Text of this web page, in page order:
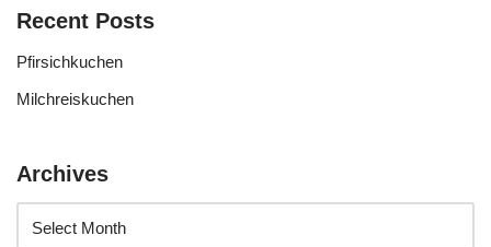
Recent Posts
Pfirsichkuchen
Milchreiskuchen
Archives